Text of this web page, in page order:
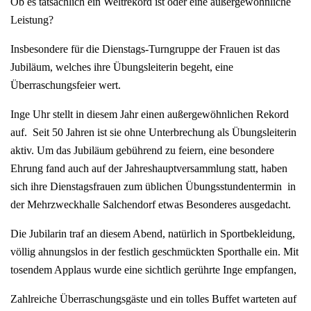
Leistung?
Insbesondere für die Dienstags-Turngruppe der Frauen ist das
Jubiläum, welches ihre Übungsleiterin begeht, eine
Überraschungsfeier wert.
Inge Uhr stellt in diesem Jahr einen außergewöhnlichen Rekord
auf. Seit 50 Jahren ist sie ohne Unterbrechung als Übungsleiterin
aktiv. Um das Jubiläum gebührend zu feiern, eine besondere
Ehrung fand auch auf der Jahreshauptversammlung statt, haben
sich ihre Dienstagsfrauen zum üblichen Übungsstundentermin in
der Mehrzweckhalle Salchendorf etwas Besonderes ausgedacht.
Die Jubilarin traf an diesem Abend, natürlich in Sportbekleidung,
völlig ahnungslos in der festlich geschmückten Sporthalle ein. Mit
tosendem Applaus wurde eine sichtlich gerührte Inge empfangen,
Zahlreiche Überraschungsgäste und ein tolles Buffet warteten auf